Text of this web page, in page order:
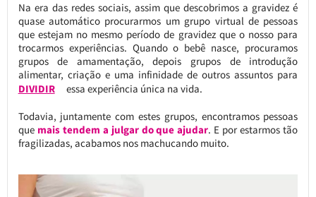
Na era das redes sociais, assim que descobrimos a gravidez é
quase automático procurarmos um grupo virtual de pessoas
que estejam no mesmo período de gravidez que o nosso para
trocarmos experiências. Quando o bebê nasce, procuramos
grupos de amamentação, depois grupos de introdução
alimentar, criação e uma infinidade de outros assuntos para
DIVIDIR
essa experiência única na vida.
Todavia, juntamente com estes grupos, encontramos pessoas
que mais tendem a julgar do que ajudar. E por estarmos tão
fragilizadas, acabamos nos machucando muito.